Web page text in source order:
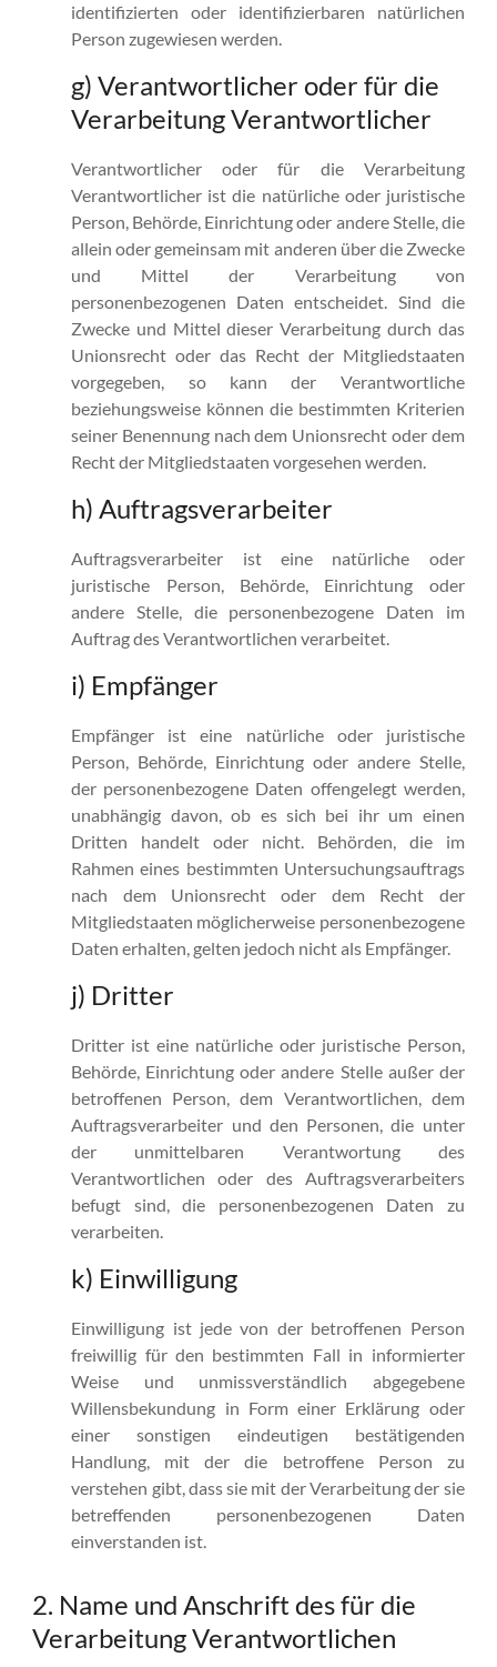
identifizierten oder identifizierbaren natürlichen
Person zugewiesen werden.
g) Verantwortlicher oder für die
Verarbeitung Verantwortlicher
Verantwortlicher oder für die Verarbeitung
Verantwortlicher ist die natürliche oder juristische
Person, Behörde, Einrichtung oder andere Stelle, die
allein oder gemeinsam mit anderen über die Zwecke
und Mittel der Verarbeitung von
personenbezogenen Daten entscheidet. Sind die
Zwecke und Mittel dieser Verarbeitung durch das
Unionsrecht oder das Recht der Mitgliedstaaten
vorgegeben, so kann der Verantwortliche
beziehungsweise können die bestimmten Kriterien
seiner Benennung nach dem Unionsrecht oder dem
Recht der Mitgliedstaaten vorgesehen werden.
h) Auftragsverarbeiter
Auftragsverarbeiter ist eine natürliche oder
juristische Person, Behörde, Einrichtung oder
andere Stelle, die personenbezogene Daten im
Auftrag des Verantwortlichen verarbeitet.
i) Empfänger
Empfänger ist eine natürliche oder juristische
Person, Behörde, Einrichtung oder andere Stelle,
der personenbezogene Daten offengelegt werden,
unabhängig davon, ob es sich bei ihr um einen
Dritten handelt oder nicht. Behörden, die im
Rahmen eines bestimmten Untersuchungsauftrags
nach dem Unionsrecht oder dem Recht der
Mitgliedstaaten möglicherweise personenbezogene
Daten erhalten, gelten jedoch nicht als Empfänger.
j) Dritter
Dritter ist eine natürliche oder juristische Person,
Behörde, Einrichtung oder andere Stelle außer der
betroffenen Person, dem Verantwortlichen, dem
Auftragsverarbeiter und den Personen, die unter
der unmittelbaren Verantwortung des
Verantwortlichen oder des Auftragsverarbeiters
befugt sind, die personenbezogenen Daten zu
verarbeiten.
k) Einwilligung
Einwilligung ist jede von der betroffenen Person
freiwillig für den bestimmten Fall in informierter
Weise und unmissverständlich abgegebene
Willensbekundung in Form einer Erklärung oder
einer sonstigen eindeutigen bestätigenden
Handlung, mit der die betroffene Person zu
verstehen gibt, dass sie mit der Verarbeitung der sie
betreffenden personenbezogenen Daten
einverstanden ist.
2. Name und Anschrift des für die
Verarbeitung Verantwortlichen